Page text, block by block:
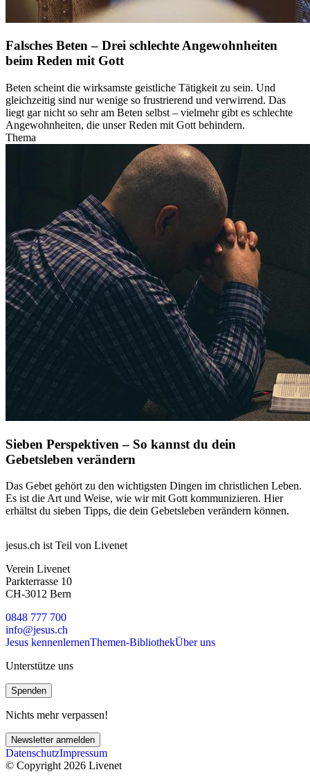
Falsches Beten – Drei schlechte Angewohnheiten
beim Reden mit Gott
Beten scheint die wirksamste geistliche Tätigkeit zu sein. Und
gleichzeitig sind nur wenige so frustrierend und verwirrend. Das
liegt gar nicht so sehr am Beten selbst – vielmehr gibt es schlechte
Angewohnheiten, die unser Reden mit Gott behindern.
Thema
Sieben Perspektiven – So kannst du dein
Gebetsleben verändern
Das Gebet gehört zu den wichtigsten Dingen im christlichen Leben.
Es ist die Art und Weise, wie wir mit Gott kommunizieren. Hier
erhältst du sieben Tipps, die dein Gebetsleben verändern können.
jesus.ch ist Teil von Livenet
Verein Livenet
Parkterrasse 10
CH-3012 Bern
0848 777 700
info@jesus.ch
Jesus kennenlernenThemen-BibliothekÜber uns
Unterstütze uns
Spenden
Nichts mehr verpassen!
Newsletter anmelden
DatenschutzImpressum
© Copyright 2026 Livenet